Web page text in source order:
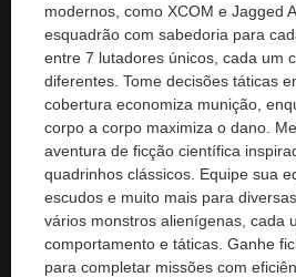
modernos, como XCOM e Jagged
esquadrão com sabedoria para
entre 7 lutadores únicos, cada um
diferentes. Tome decisões táticas
cobertura economiza munição,
corpo a corpo maximiza o dano.
aventura de ficção científica
quadrinhos clássicos. Equipe sua
escudos e muito mais para
vários monstros alienígenas, cada
comportamento e táticas. Ganhe
para completar missões com